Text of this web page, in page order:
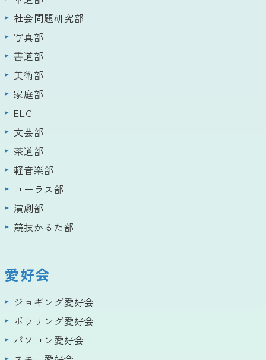
社会問題研究部
写真部
書道部
美術部
家庭部
ELC
文芸部
茶道部
軽音楽部
コーラス部
演劇部
競技かるた部
愛好会
ジョギング愛好会
ボウリング愛好会
パソコン愛好会